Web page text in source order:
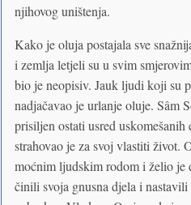
njihovog uništenja.
Kako je oluja postajala sve
i zemlja letjeli su u svim
bio je neopisiv. Jauk ljudi koji su
nadjačavao je urlanje oluje. Sâm
prisiljen ostati usred uskomešanih
strahovao je za svoj vlastiti život.
moćnim ljudskim rodom i želio je
činili svoja gnusna djela i